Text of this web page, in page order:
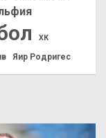
ХК
Яир Родригес